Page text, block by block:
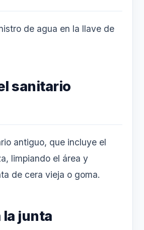
de agua en la llave de
sanitario
antiguo, que incluye el
limpiando el área y
de cera vieja o goma.
la junta